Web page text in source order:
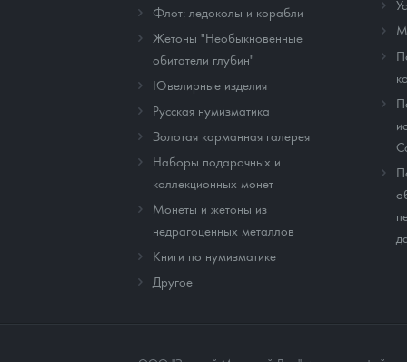
Флот: ледоколы и корабли
Жетоны "Необыкновенные
обитатели глубин"
Ювелирные изделия
Русская нумизматика
Золотая карманная галерея
Наборы подарочных и
коллекционных монет
Монеты и жетоны из
недрагоценных металлов
Книги по нумизматике
Другое